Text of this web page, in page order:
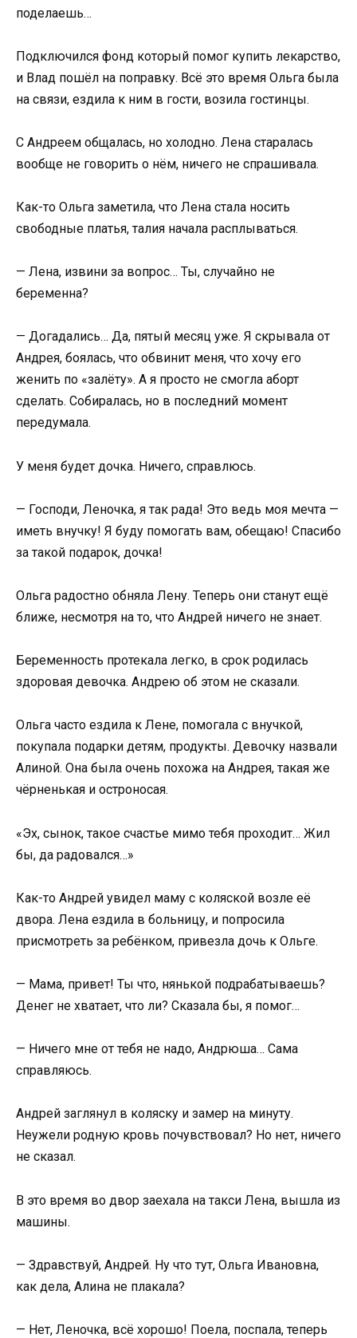
поделаешь…
Подключился фонд который помог купить лекарство,
и Влад пошёл на поправку. Всё это время Ольга была
на связи, ездила к ним в гости, возила гостинцы.
С Андреем общалась, но холодно. Лена старалась
вообще не говорить о нём, ничего не спрашивала.
Как-то Ольга заметила, что Лена стала носить
свободные платья, талия начала расплываться.
— Лена, извини за вопрос… Ты, случайно не
беременна?
— Догадались… Да, пятый месяц уже. Я скрывала от
Андрея, боялась, что обвинит меня, что хочу его
женить по «залёту». А я просто не смогла аборт
сделать. Собиралась, но в последний момент
передумала.
У меня будет дочка. Ничего, справлюсь.
— Господи, Леночка, я так рада! Это ведь моя мечта —
иметь внучку! Я буду помогать вам, обещаю! Спасибо
за такой подарок, дочка!
Ольга радостно обняла Лену. Теперь они станут ещё
ближе, несмотря на то, что Андрей ничего не знает.
Беременность протекала легко, в срок родилась
здоровая девочка. Андрею об этом не сказали.
Ольга часто ездила к Лене, помогала с внучкой,
покупала подарки детям, продукты. Девочку назвали
Алиной. Она была очень похожа на Андрея, такая же
чёрненькая и остроносая.
«Эх, сынок, такое счастье мимо тебя проходит… Жил
бы, да радовался…»
Как-то Андрей увидел маму с коляской возле её
двора. Лена ездила в больницу, и попросила
присмотреть за ребёнком, привезла дочь к Ольге.
— Мама, привет! Ты что, нянькой подрабатываешь?
Денег не хватает, что ли? Сказала бы, я помог…
— Ничего мне от тебя не надо, Андрюша… Сама
справляюсь.
Андрей заглянул в коляску и замер на минуту.
Неужели родную кровь почувствовал? Но нет, ничего
не сказал.
В это время во двор заехала на такси Лена, вышла из
машины.
— Здравствуй, Андрей. Ну что тут, Ольга Ивановна,
как дела, Алина не плакала?
— Нет, Леночка, всё хорошо! Поела, поспала, теперь